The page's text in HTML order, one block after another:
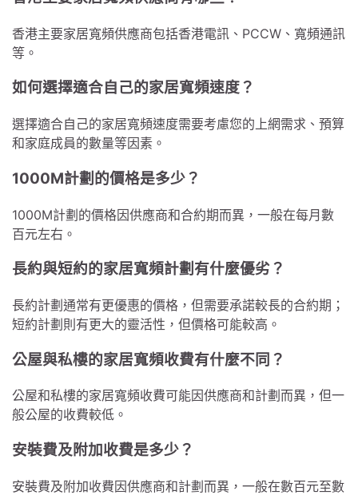
香港主要家居寬頻供應商包括香港電訊、PCCW、寬頻通訊
等。
如何選擇適合自己的家居寬頻速度？
選擇適合自己的家居寬頻速度需要考慮您的上網需求、預算
和家庭成員的數量等因素。
1000M計劃的價格是多少？
1000M計劃的價格因供應商和合約期而異，一般在每月數
百元左右。
長約與短約的家居寬頻計劃有什麼優劣？
長約計劃通常有更優惠的價格，但需要承諾較長的合約期；
短約計劃則有更大的靈活性，但價格可能較高。
公屋與私樓的家居寬頻收費有什麼不同？
公屋和私樓的家居寬頻收費可能因供應商和計劃而異，但一
般公屋的收費較低。
安裝費及附加收費是多少？
安裝費及附加收費因供應商和計劃而異，一般在數百元至數